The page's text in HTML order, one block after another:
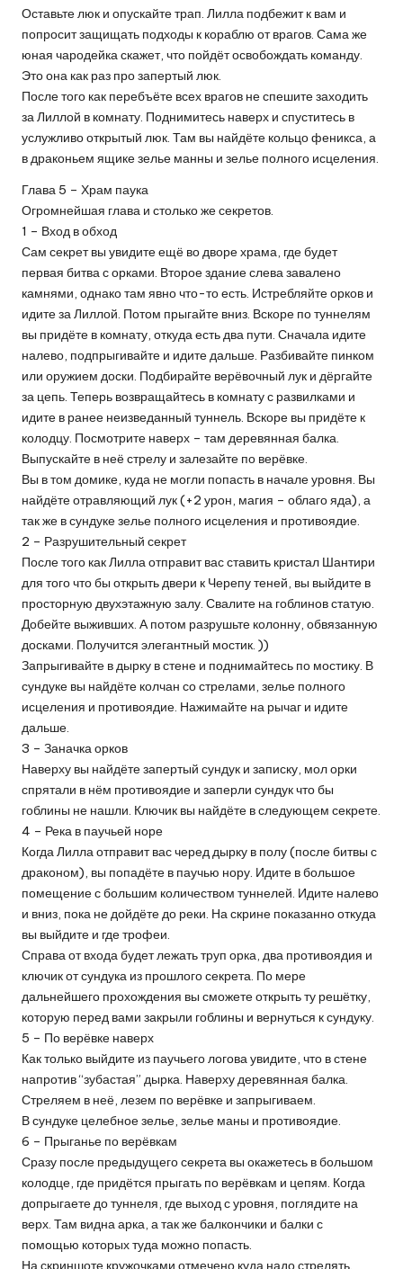
Оставьте люк и опускайте трап. Лилла подбежит к вам и
попросит защищать подходы к кораблю от врагов. Сама же
юная чародейка скажет, что пойдёт освобождать команду.
Это она как раз про запертый люк.
После того как перебъёте всех врагов не спешите заходить
за Лиллой в комнату. Поднимитесь наверх и спуститесь в
услужливо открытый люк. Там вы найдёте кольцо феникса, а
в драконьем ящике зелье манны и зелье полного исцеления.
Глава 5 – Храм паука
Огромнейшая глава и столько же секретов.
1 – Вход в обход
Сам секрет вы увидите ещё во дворе храма, где будет
первая битва с орками. Второе здание слева завалено
камнями, однако там явно что-то есть. Истребляйте орков и
идите за Лиллой. Потом прыгайте вниз. Вскоре по туннелям
вы придёте в комнату, откуда есть два пути. Сначала идите
налево, подпрыгивайте и идите дальше. Разбивайте пинком
или оружием доски. Подбирайте верёвочный лук и дёргайте
за цепь. Теперь возвращайтесь в комнату с развилками и
идите в ранее неизведанный туннель. Вскоре вы придёте к
колодцу. Посмотрите наверх – там деревянная балка.
Выпускайте в неё стрелу и залезайте по верёвке.
Вы в том домике, куда не могли попасть в начале уровня. Вы
найдёте отравляющий лук (+2 урон, магия – облаго яда), а
так же в сундуке зелье полного исцеления и противоядие.
2 – Разрушительный секрет
После того как Лилла отправит вас ставить кристал Шантири
для того что бы открыть двери к Черепу теней, вы выйдите в
просторную двухэтажную залу. Свалите на гоблинов статую.
Добейте выживших. А потом разрушьте колонну, обвязанную
досками. Получится элегантный мостик. ))
Запрыгивайте в дырку в стене и поднимайтесь по мостику. В
сундуке вы найдёте колчан со стрелами, зелье полного
исцеления и противоядие. Нажимайте на рычаг и идите
дальше.
3 – Заначка орков
Наверху вы найдёте запертый сундук и записку, мол орки
спрятали в нём противоядие и заперли сундук что бы
гоблины не нашли. Ключик вы найдёте в следующем секрете.
4 – Река в паучьей норе
Когда Лилла отправит вас черед дырку в полу (после битвы с
драконом), вы попадёте в паучью нору. Идите в большое
помещение с большим количеством туннелей. Идите налево
и вниз, пока не дойдёте до реки. На скрине показанно откуда
вы выйдите и где трофеи.
Справа от входа будет лежать труп орка, два противоядия и
ключик от сундука из прошлого секрета. По мере
дальнейшего прохождения вы сможете открыть ту решётку,
которую перед вами закрыли гоблины и вернуться к сундуку.
5 – По верёвке наверх
Как только выйдите из паучьего логова увидите, что в стене
напротив “зубастая” дырка. Наверху деревянная балка.
Стреляем в неё, лезем по верёвке и запрыгиваем.
В сундуке целебное зелье, зелье маны и противоядие.
6 – Прыганье по верёвкам
Сразу после предыдущего секрета вы окажетесь в большом
колодце, где придётся прыгать по верёвкам и цепям. Когда
допрыгаете до туннеля, где выход с уровня, поглядите на
верх. Там видна арка, а так же балкончики и балки с
помощью которых туда можно попасть.
На скриншоте кружочками отмечено куда надо стрелять.